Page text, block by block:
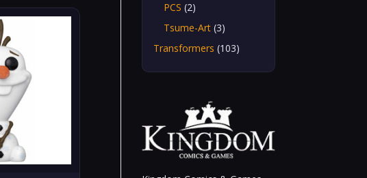
PCS (2)
Tsume-Art (3)
Transformers (103)